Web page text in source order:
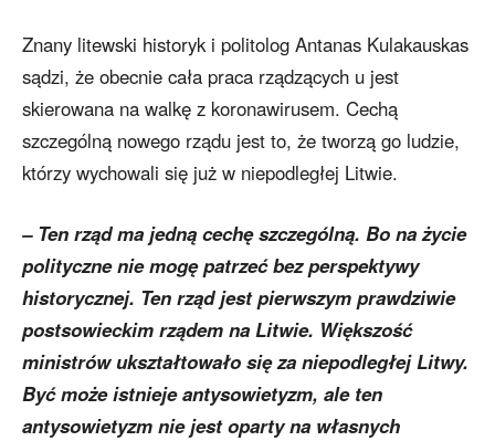
Znany litewski historyk i politolog Antanas Kulakauskas
sądzi, że obecnie cała praca rządzących u jest
skierowana na walkę z koronawirusem. Cechą
szczególną nowego rządu jest to, że tworzą go ludzie,
którzy wychowali się już w niepodległej Litwie.
– Ten rząd ma jedną cechę szczególną. Bo na życie
polityczne nie mogę patrzeć bez perspektywy
historycznej. Ten rząd jest pierwszym prawdziwie
postsowieckim rządem na Litwie. Większość
ministrów ukształtowało się za niepodległej Litwy.
Być może istnieje antysowietyzm, ale ten
antysowietyzm nie jest oparty na własnych